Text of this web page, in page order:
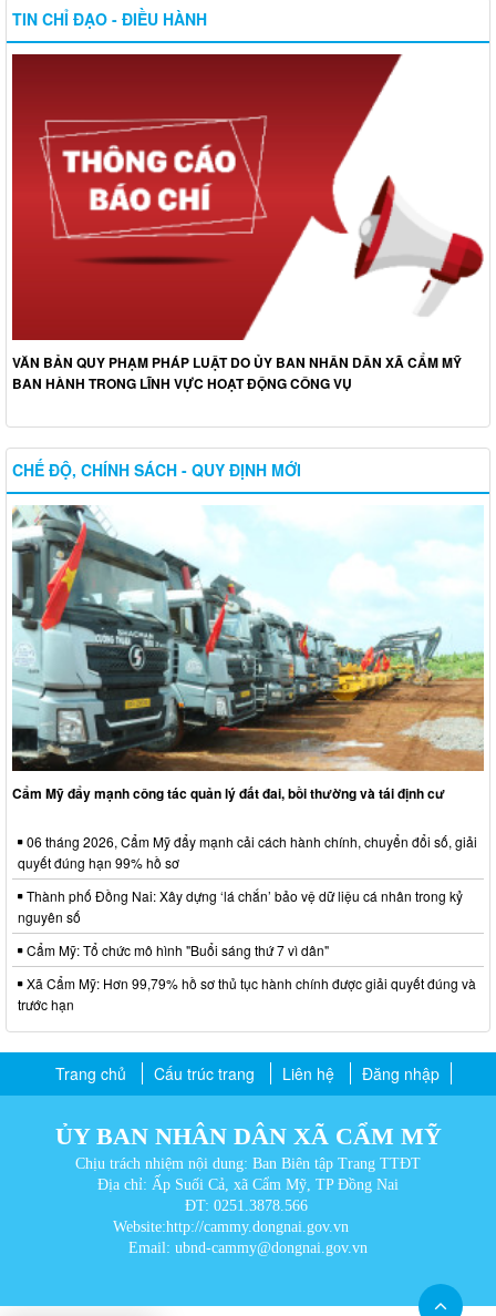
TIN CHỈ ĐẠO - ĐIỀU HÀNH
VĂN BẢN QUY PHẠM PHÁP LUẬT DO ỦY BAN NHÂN DÂN XÃ CẨM MỸ
BAN HÀNH TRONG LĨNH VỰC HOẠT ĐỘNG CÔNG VỤ
CHẾ ĐỘ, CHÍNH SÁCH - QUY ĐỊNH MỚI
Cẩm Mỹ đẩy mạnh công tác quản lý đất đai, bồi thường và tái định cư
06 tháng 2026, Cẩm Mỹ đẩy mạnh cải cách hành chính, chuyển đổi số, giải
quyết đúng hạn 99% hồ sơ
Thành phố Đồng Nai: Xây dựng ‘lá chắn’ bảo vệ dữ liệu cá nhân trong kỷ
nguyên số
Cẩm Mỹ: Tổ chức mô hình "Buổi sáng thứ 7 vì dân"
Xã Cẩm Mỹ: Hơn 99,79% hồ sơ thủ tục hành chính được giải quyết đúng và
trước hạn
Trang chủ Cấu trúc trang Liên hệ Đăng nhập
ỦY BAN NHÂN DÂN XÃ CẨM MỸ
Chịu trách nhiệm nội dung: Ban Biên tập Trang TTĐT
Địa chỉ: Ấp Suối Cả, xã Cẩm Mỹ, TP Đồng Nai
ĐT: 0251.3878.566
Website:http://cammy.dongnai.gov.vn
Email: ubnd-cammy@dongnai.gov.vn​